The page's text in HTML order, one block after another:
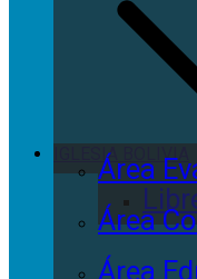
Área
Área
Área
IGLESIA BOLIVIA